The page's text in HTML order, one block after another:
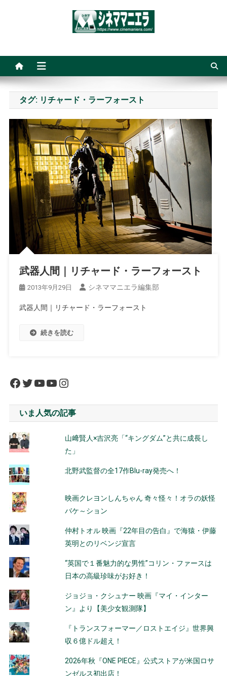
タグ: リチャード・ラーフォースト
武器人間｜リチャード・ラーフォースト
2013年9月29日 シネママニエラ編集部
武器人間｜リチャード・ラーフォースト
続きを読む
Facebook
Twitter
YouTube
YouTube
Instagram
いま人気の記事
山﨑賢人×吉沢亮「“キングダム”と共に成長し
た」
北野武監督の全17作Blu-ray発売へ！
映画クレヨンしんちゃん 奇々怪々！オラの妖怪
バケ～ション
仲村トオル 映画『22年目の告白』で海猿・伊藤
英明とのリベンジ宣言
“英国で１番魅力的な男性”コリン・ファースは
日本の高級珍味がお好き！
ジョジョ・クシュナー 映画『マイ・インター
ン』より【美少女観測隊】
『トランスフォーマー／ロストエイジ』世界興
収６億ドル超え！
2026年秋『ONE PIECE』公式ストアが米国ロサ
ンゼルス初出店！